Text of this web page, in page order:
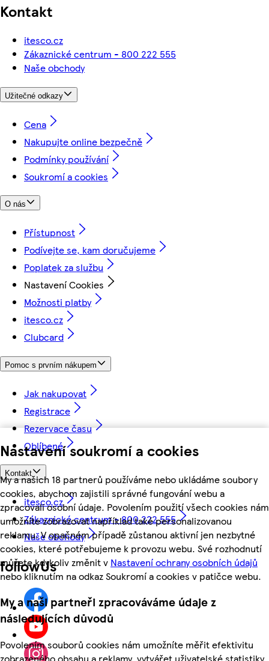
Nastavení soukromí a cookies
My a našich 18 partnerů používáme nebo ukládáme soubory
cookies, abychom zajistili správné fungování webu a
zpracovali osobní údaje. Povolením použití všech cookies nám
umožníte zobrazovat například také personalizovanou
reklamu. V opačném případě zůstanou aktivní jen nezbytné
cookies, které potřebujeme k provozu webu. Své rozhodnutí
můžete kdykoliv změnit v Nastavení ochrany osobních údajů
nebo kliknutím na odkaz Soukromí a cookies v patičce webu.
My a naši partneři zpracováváme údaje z
následujících důvodů
Povolením souborů cookies nám umožníte měřit efektivitu
Kontakt
itesco.cz
Zákaznické centrum - 800 222 555
Naše obchody
Užitečné odkazy
Cena
Nakupujte online bezpečně
Podmínky používání
Soukromí a cookies
O nás
Přístupnost
Podívejte se, kam doručujeme
Poplatek za službu
Nastavení Cookies
Možnosti platby
itesco.cz
Clubcard
Pomoc s prvním nákupem
Jak nakupovat
Registrace
Rezervace času
Oblíbené
Kontakt
itesco.cz
Zákaznické centrum - 800 222 555
Naše obchody
followUs